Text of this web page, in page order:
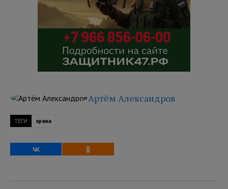
Артём Александров
ТЕГИ кража